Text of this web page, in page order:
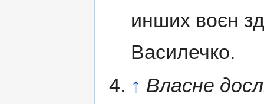
инших воєн
Василечко.
↑ Власне